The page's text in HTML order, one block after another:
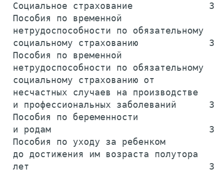
Социальное страхование
Пособия по временной
нетрудоспособности по обязательному
социальному страхованию
Пособия по временной
нетрудоспособности по обязательному
социальному страхованию от
несчастных случаев на производстве
и профессиональных заболеваний
Пособия по беременности
и родам                             393 10
Пособия по уходу за ребенком
до достижения им возраста полутора
лет                                 393 10